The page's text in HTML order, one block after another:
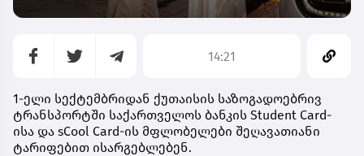
14:21
1-ელი სექტემბრიდან ქუთაისის საზოგადოებრივ
ტრანსპორტში საქართველოს ბანკის Student Card-
ისა და sCool Card-ის მფლობელები შეღავათიანი
ტარიფებით ისარგებლებენ.